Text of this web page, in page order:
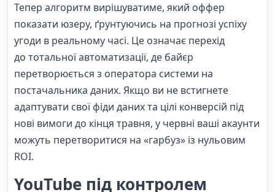
Тепер алгоритм вирішуватиме, який оффер
показати юзеру, ґрунтуючись на прогнозі успіху
угоди в реальному часі. Це означає перехід
до тотальної автоматизації, де байєр
перетворюється з оператора системи на
постачальника даних. Якщо ви не встигнете
адаптувати свої фіди даних та цілі конверсій під
нові вимоги до кінця травня, у червні ваші акаунти
можуть перетворитися на «гарбуз» із нульовим
ROI.
YouTube під контролем